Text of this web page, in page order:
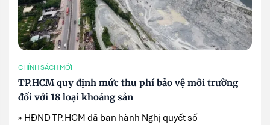
CHÍNH SÁCH MỚI
TP.HCM quy định mức thu phí bảo vệ môi trường
đối với 18 loại khoáng sản
» HĐND TP.HCM đã ban hành Nghị quyết số